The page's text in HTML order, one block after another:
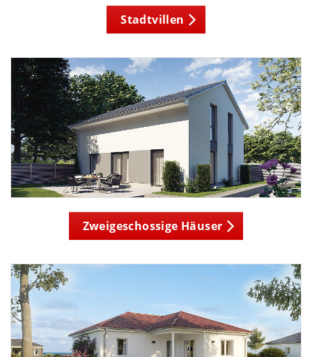
Stadtvillen
Zweigeschossige Häuser